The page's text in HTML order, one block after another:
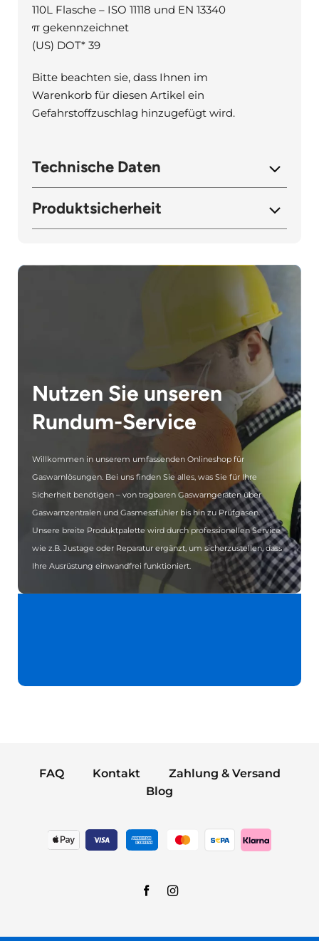
110L Flasche – ISO 11118 und EN 13340
π gekennzeichnet
(US) DOT* 39
Bitte beachten sie, dass Ihnen im
Warenkorb für diesen Artikel ein
Gefahrstoffzuschlag hinzugefügt wird.
Technische Daten
Produktsicherheit
Nutzen Sie unseren
Rundum-Service
Willkommen in unserem umfassenden Onlineshop für
Gaswarnlösungen. Bei uns finden Sie alles, was Sie für Ihre
Sicherheit benötigen – von tragbaren Gaswarngeräten über
Gaswarnzentralen und Gasmessfühler bis hin zu Prüfgasen.
Unsere breite Produktpalette wird durch professionellen Service
wie z.B. Justage oder Reparatur ergänzt, um sicherzustellen, dass
Ihre Ausrüstung einwandfrei funktioniert.
FAQ Kontakt
Zahlung & Versand
Blog